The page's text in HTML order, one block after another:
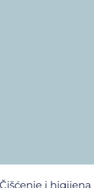
Čišćenje i higijena